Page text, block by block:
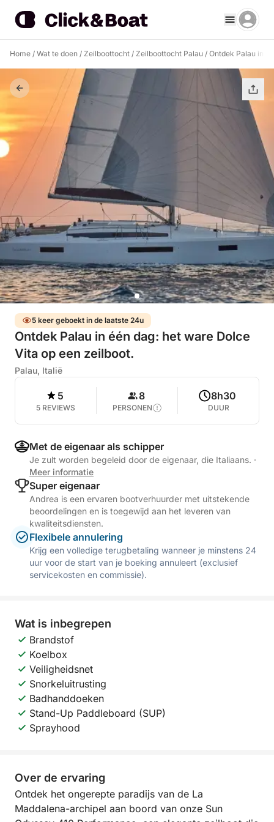
Home / Wat te doen / Zeilboottocht / Zeilboottocht Palau / Ontdek Palau in
5 keer geboekt in de laatste 24u
Ontdek Palau in één dag: het ware Dolce
Vita op een zeilboot.
Palau, Italië
5
5 REVIEWS
8
PERSONEN
8h30
DUUR
Met de eigenaar als schipper
Je zult worden begeleid door de eigenaar, die Italiaans. ·
Meer informatie
Super eigenaar
Andrea is een ervaren bootverhuurder met uitstekende
beoordelingen en is toegewijd aan het leveren van
kwaliteitsdiensten.
Flexibele annulering
Krijg een volledige terugbetaling wanneer je minstens 24
uur voor de start van je boeking annuleert (exclusief
servicekosten en commissie).
Wat is inbegrepen
Brandstof
Koelbox
Veiligheidsnet
Snorkeluitrusting
Badhanddoeken
Stand-Up Paddleboard (SUP)
Sprayhood
Over de ervaring
Ontdek het ongerepte paradijs van de La
Maddalena-archipel aan boord van onze Sun